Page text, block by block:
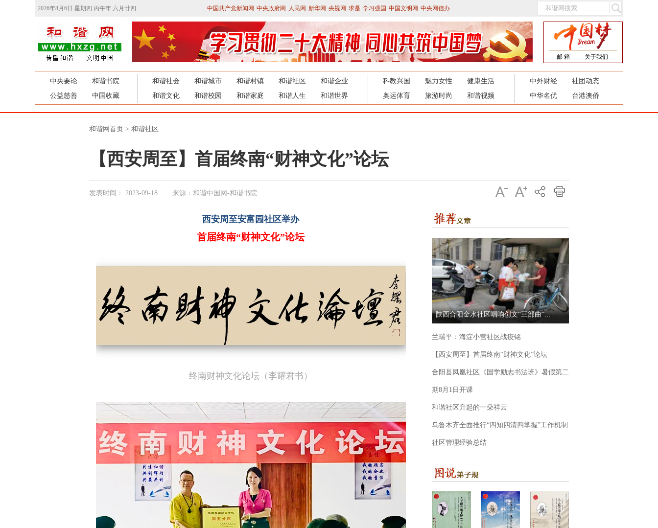
2026年8月6日 星期四 丙午年 六月廿四 中国共产党新闻网 中央政府网 人民网 新华网 央视网 求是 学习强国 中国文明网 中央网信办
邮 箱 关于我们
中央要论
和谐书院
公益慈善
中国收藏
和谐社会 和谐城市 和谐村镇 和谐社区
和谐企业
和谐文化
和谐校园 和谐家庭 和谐人生 和谐世界
科教兴国 魅力女性
健康生活
奥运体育
旅游时尚 和谐视频
中外财经
社团动态
中华名优
台港澳侨
和谐网首页 > 和谐社区
【西安周至】首届终南“财神文化”论坛
发表时间： 2023-09-18 来源：和谐中国网-和谐书院
西安周至安富园社区举办
首届终南“财神文化”论坛
终南财神文化论坛（李耀君书）
陕西合阳金水社区唱响创文“三部曲”...
兰瑞平：海淀小营社区战疫铭
【西安周至】首届终南“财神文化”论坛
合阳县凤凰社区《国学励志书法班》暑假第二
期8月1日开课
和谐社区升起的一朵祥云
乌鲁木齐全面推行“四知四清四掌握”工作机制
社区管理经验总结